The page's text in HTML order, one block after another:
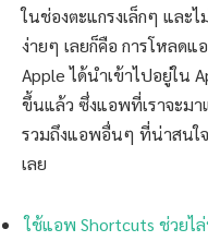
ในช่องตะแกรงเล็กๆ และ
ง่ายๆ เลยก็คือ การโหลด
Apple ได้นำเข้าไปอยู่ใน
ขึ้นแล้ว ซึ่งแอพที่เราจะม
รวมถึงแอพอื่นๆ ที่น่าสนใ
เลย
ใช้แอพ Shortcuts ช่วยไล่